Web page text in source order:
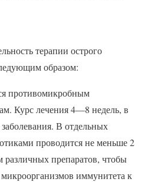
терапии острого
образом:
противомикробным
Курс лечения 4—8 недель, в
В отдельных
проводится не меньше 2
различных препаратов, чтобы
иммунитета к